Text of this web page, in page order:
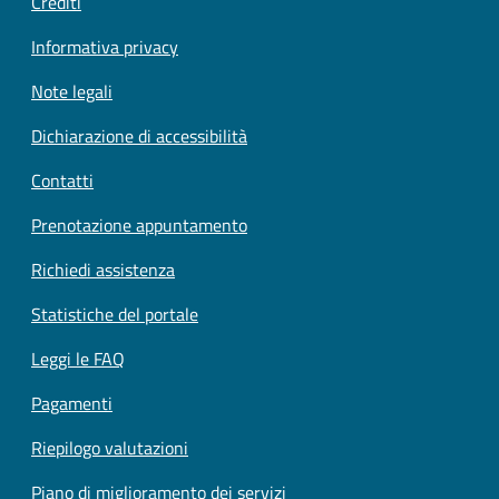
Informativa privacy
Note legali
Dichiarazione di accessibilità
Contatti
Prenotazione appuntamento
Richiedi assistenza
Statistiche del portale
Leggi le FAQ
Pagamenti
Riepilogo valutazioni
Piano di miglioramento dei servizi